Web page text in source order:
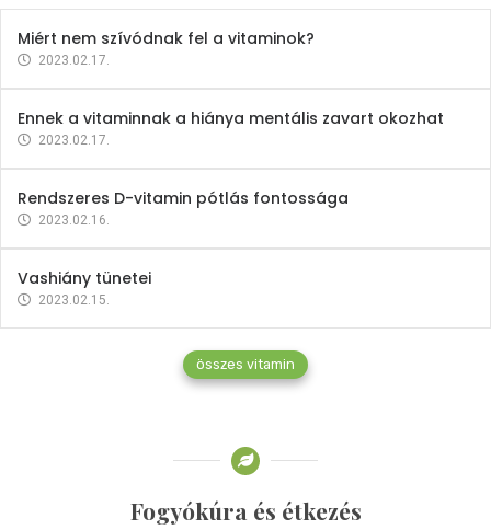
Miért nem szívódnak fel a vitaminok?
2023.02.17.
Ennek a vitaminnak a hiánya mentális zavart okozhat
2023.02.17.
Rendszeres D-vitamin pótlás fontossága
2023.02.16.
Vashiány tünetei
2023.02.15.
összes vitamin
Fogyókúra és étkezés